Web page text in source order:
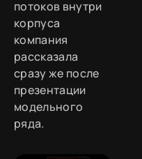
потоков внутри
корпуса
компания
рассказала
сразу же после
презентации
модельного
ряда.